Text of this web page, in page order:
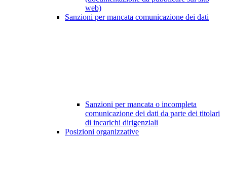
web)
Sanzioni per mancata comunicazione dei dati
Sanzioni per mancata o incompleta
comunicazione dei dati da parte dei titolari
di incarichi dirigenziali
Posizioni organizzative